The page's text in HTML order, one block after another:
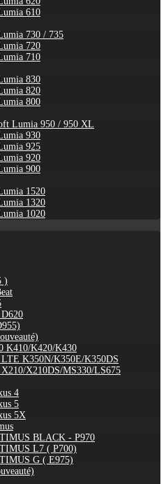
610
730 / 735
720
710
830
820
800
Lumia 950 / 950 XL
930
925
920
900
1520
1320
1020
)
K410/K420/K430
K350N/K350E/K350DS
X210DS/MS330/LS675
4
5
5X
BLACK - P970
L7 ( P700)
G ( E975)